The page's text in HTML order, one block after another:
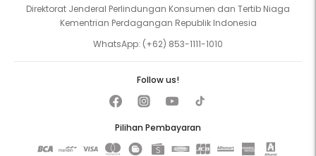
Direktorat Jenderal Perlindungan Konsumen dan Tertib Niaga
Kementrian Perdagangan Republik Indonesia
WhatsApp: (+62) 853-1111-1010
Pilihan Pembayaran
Follow us!